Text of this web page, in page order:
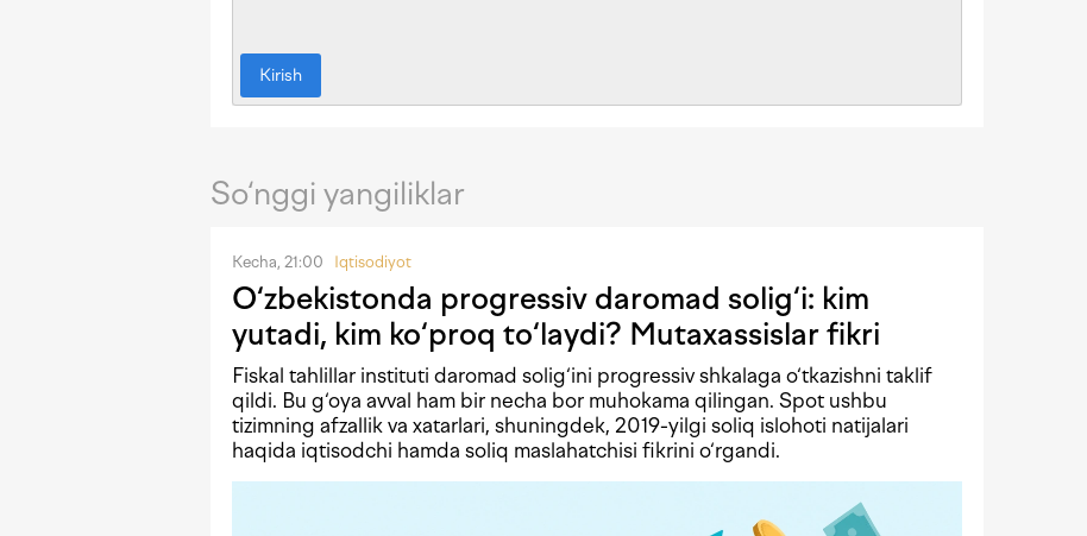
Kirish
So‘nggi yangiliklar
Kecha, 21:00 Iqtisodiyot
O‘zbekistonda progressiv daromad solig‘i: kim
yutadi, kim ko‘proq to‘laydi? Mutaxassislar fikri
Fiskal tahlillar instituti daromad solig‘ini progressiv shkalaga o‘tkazishni taklif
qildi. Bu g‘oya avval ham bir necha bor muhokama qilingan. Spot ushbu
tizimning afzallik va xatarlari, shuningdek, 2019-yilgi soliq islohoti natijalari
haqida iqtisodchi hamda soliq maslahatchisi fikrini o‘rgandi.